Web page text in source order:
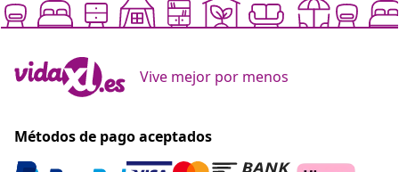
Vive mejor por menos
Métodos de pago aceptados